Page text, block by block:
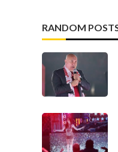
RANDOM